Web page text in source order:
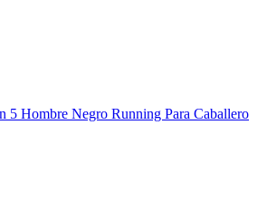
5 Hombre Negro Running Para Caballero